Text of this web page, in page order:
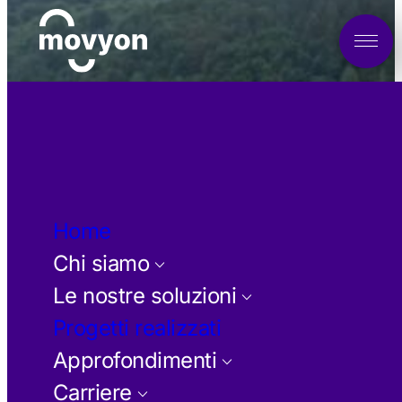
Home
Chi siamokeyboard_arrow_down
Le nostre soluzioni keyboard_arrow_down
Progetti realizzati
Approfondimenti keyboard_arrow_down
Carriere keyboard_arrow_down